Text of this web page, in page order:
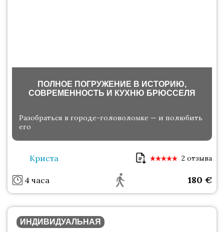
ПОЛНОЕ ПОГРУЖЕНИЕ В ИСТОРИЮ,
СОВРЕМЕННОСТЬ И КУХНЮ БРЮССЕЛЯ
Разобраться в городе-головоломке — и полюбить
его
Криста 2 отзыва
4 часа 180 €
ИНДИВИДУАЛЬНАЯ